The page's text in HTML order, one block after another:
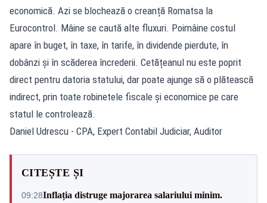
economică. Azi se blochează o creanță Romatsa la
Eurocontrol. Mâine se caută alte fluxuri. Poimâine costul
apare în buget, în taxe, în tarife, în dividende pierdute, în
dobânzi și în scăderea încrederii. Cetățeanul nu este poprit
direct pentru datoria statului, dar poate ajunge să o plătească
indirect, prin toate robinetele fiscale și economice pe care
statul le controlează.
Daniel Udrescu - CPA, Expert Contabil Judiciar, Auditor
CITEȘTE ȘI
09:28Inflația distruge majorarea salariului minim.